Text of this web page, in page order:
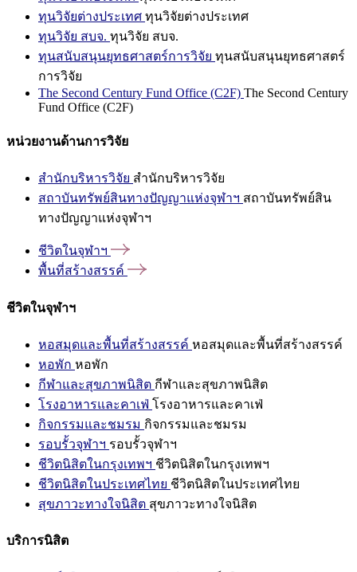
ทุนวิจัยต่างประเทศ ทุนวิจัยต่างประเทศ
ทุนวิจัย สบจ. ทุนวิจัย สบจ.
ทุนสนับสนุนยุทธศาสตร์การวิจัย ทุนสนับสนุนยุทธศาสตร์
การวิจัย
The Second Century Fund Office (C2F) The Second Century
Fund Office (C2F)
หน่วยงานด้านการวิจัย
สำนักบริหารวิจัย สำนักบริหารวิจัย
สถาบันทรัพย์สินทางปัญญาแห่งจุฬาฯ สถาบันทรัพย์สิน
ทางปัญญาแห่งจุฬาฯ
ชีวิตในจุฬาฯ
พื้นที่สร้างสรรค์
ชีวิตในจุฬาฯ
หอสมุดและพื้นที่สร้างสรรค์ หอสมุดและพื้นที่สร้างสรรค์
หอพัก หอพัก
กีฬาและสุขภาพนิสิต กีฬาและสุขภาพนิสิต
โรงอาหารและคาเฟ่ โรงอาหารและคาเฟ่
กิจกรรมและชมรม กิจกรรมและชมรม
รอบรั้วจุฬาฯ รอบรั้วจุฬาฯ
ชีวิตนิสิตในกรุงเทพฯ ชีวิตนิสิตในกรุงเทพฯ
ชีวิตนิสิตในประเทศไทย ชีวิตนิสิตในประเทศไทย
สุขภาวะทางใจนิสิต สุขภาวะทางใจนิสิต
บริการนิสิต